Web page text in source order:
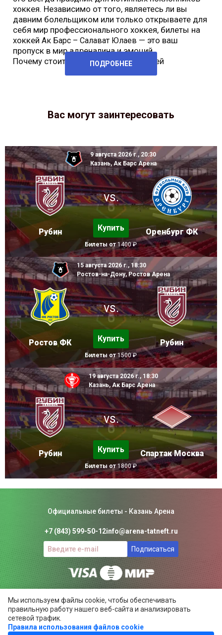
хоккея. Независимо от того, являетесь ли вы
давним болельщиком или только открываете для
себя мир профессионального хоккея, билеты на
хоккейАк Барс – Салават Юлаев — это ваш
пропуск в мир адреналина и эмоций.
Почему стоит купить билеты на хоккей
ПОДРОБНЕЕ
Вас могут заинтересовать
9 августа 2026 г., 20:30
Казань, Ак Барс Арена
Рубин
vs.
Купить
Билеты от1400 ₽
Оренбург ФК
15 августа 2026 г., 18:30
Ростов-на-Дону, Ростов Арена
Ростов ФК
vs.
Купить
Билеты от1500 ₽
Рубин
19 августа 2026 г., 18:30
Казань, Ак Барс Арена
Рубин
vs.
Купить
Билеты от1800 ₽
Спартак Москва
Официальные билеты - Казань Арена
+7 (843) 599-50-12info@arena-tatneft.ru
Подписаться
Казань Арены.
Положение об общих правилах
ARENA-TATNEFT.RU ©
Мы используем файлы cookie, чтобы обеспечивать
правильную работу нашего веб-сайта и анализировать
сетевой трафик.
Правила использования файлов cookie